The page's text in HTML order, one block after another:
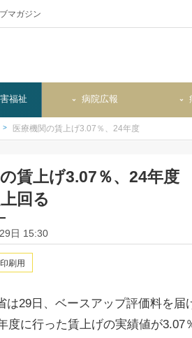
マガジン
福祉 病院広報
医療機関の賃上げ3.07％、24年度
賃上げ3.07％、24年度
回る
日 15:30
印刷用
29日、ベースアップ評価料を届
度に行った賃上げの実績値が